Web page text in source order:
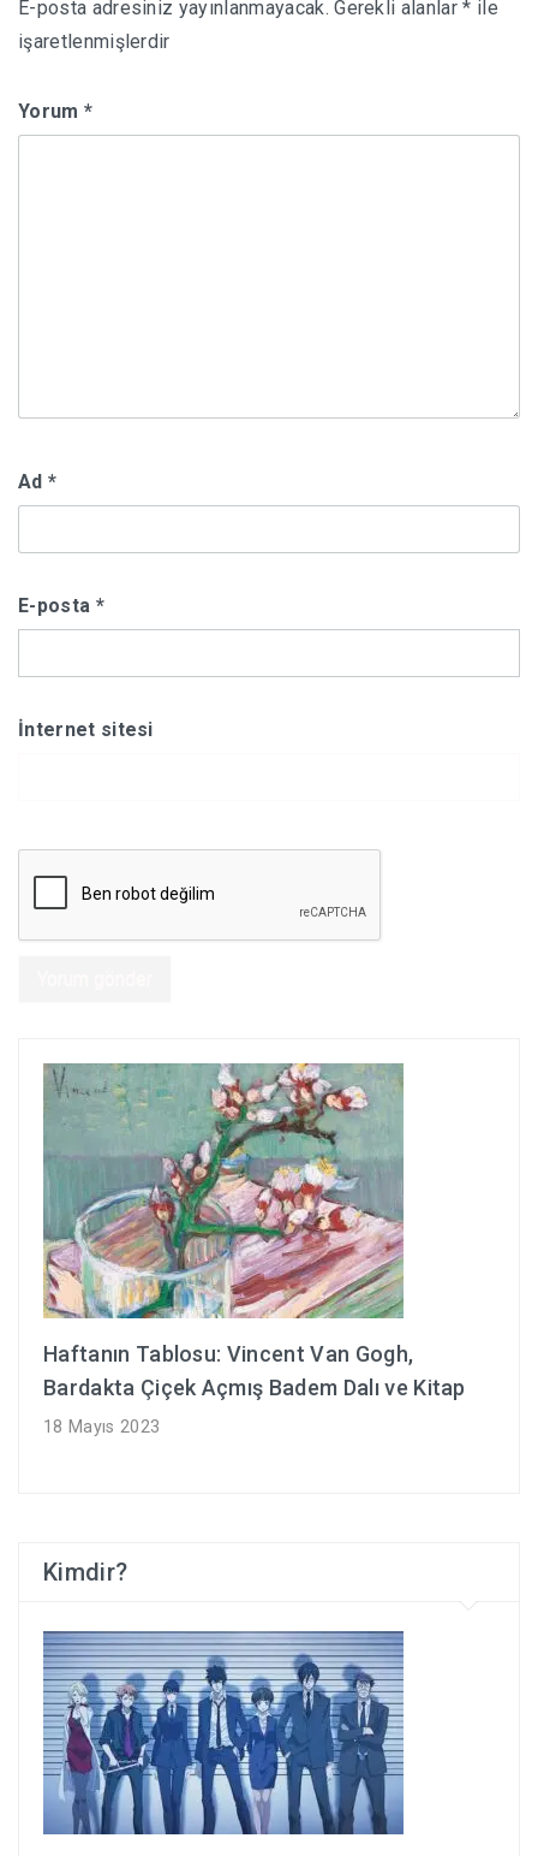
E-posta adresiniz yayınlanmayacak. Gerekli alanlar* ile
işaretlenmişlerdir
Yorum *
Ad *
E-posta *
İnternet sitesi
Haftanın Tablosu: Vincent Van Gogh,
Bardakta Çiçek Açmış Badem Dalı ve Kitap
18 Mayıs 2023
Kimdir?